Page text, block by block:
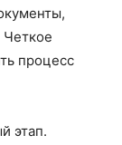
процесс
этап.